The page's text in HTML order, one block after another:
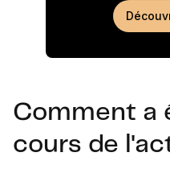
Comment a
cours de